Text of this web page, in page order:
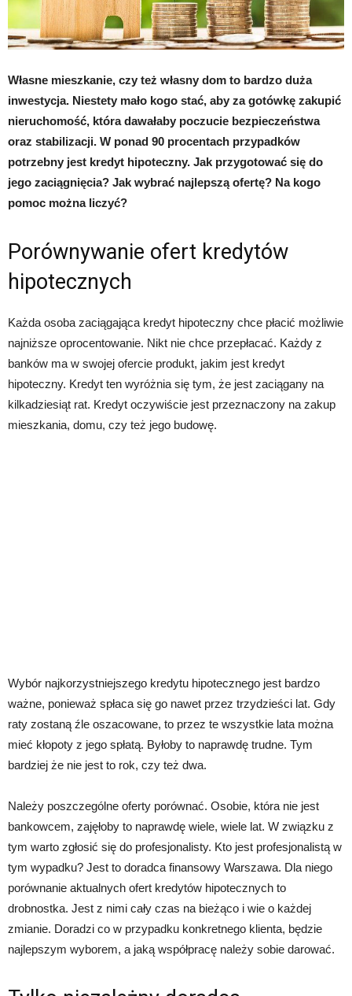
Własne mieszkanie, czy też własny dom to bardzo duża
inwestycja. Niestety mało kogo stać, aby za gotówkę zakupić
nieruchomość, która dawałaby poczucie bezpieczeństwa
oraz stabilizacji. W ponad 90 procentach przypadków
potrzebny jest kredyt hipoteczny. Jak przygotować się do
jego zaciągnięcia? Jak wybrać najlepszą ofertę? Na kogo
pomoc można liczyć?
Porównywanie ofert kredytów
hipotecznych
Każda osoba zaciągająca kredyt hipoteczny chce płacić możliwie
najniższe oprocentowanie. Nikt nie chce przepłacać. Każdy z
banków ma w swojej ofercie produkt, jakim jest kredyt
hipoteczny. Kredyt ten wyróżnia się tym, że jest zaciągany na
kilkadziesiąt rat. Kredyt oczywiście jest przeznaczony na zakup
mieszkania, domu, czy też jego budowę.
Wybór najkorzystniejszego kredytu hipotecznego jest bardzo
ważne, ponieważ spłaca się go nawet przez trzydzieści lat. Gdy
raty zostaną źle oszacowane, to przez te wszystkie lata można
mieć kłopoty z jego spłatą. Byłoby to naprawdę trudne. Tym
bardziej że nie jest to rok, czy też dwa.
Należy poszczególne oferty porównać. Osobie, która nie jest
bankowcem, zajęłoby to naprawdę wiele, wiele lat. W związku z
tym warto zgłosić się do profesjonalisty. Kto jest profesjonalistą w
tym wypadku? Jest to doradca finansowy Warszawa. Dla niego
porównanie aktualnych ofert kredytów hipotecznych to
drobnostka. Jest z nimi cały czas na bieżąco i wie o każdej
zmianie. Doradzi co w przypadku konkretnego klienta, będzie
najlepszym wyborem, a jaką współpracę należy sobie darować.